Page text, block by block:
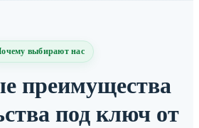
выбирают нас
преимущества
под ключ от